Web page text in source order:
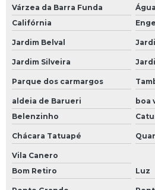
Bateria de 150 Amperes para Caminhão
Bateria de Caminhão 150 Amperes
Bateria de Caminhão 180 Amperes
Bateria de Caminhão Moura
Bateria Moura para Caminhão
Bateria para Caminhão
Bateria para Caminhão 150 Amperes
Empresa de Bateria 150 Amperes para
Várzea da Barra Funda
Califórnia
Jardim Belval
Jardim Silveira
Parque dos carmargos
aldeia de Barueri
boa
Belenzinho
Chácara Tatuapé
Vila Canero
Bom Retiro
Luz